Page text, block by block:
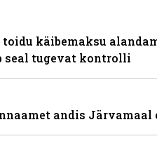
toidu käibemaksu
seal tugevat kontrolli
andis